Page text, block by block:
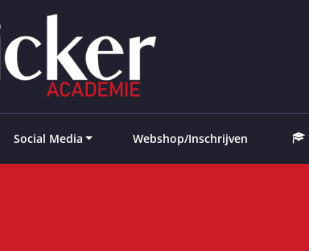
Social Media Webshop/Inschrijven